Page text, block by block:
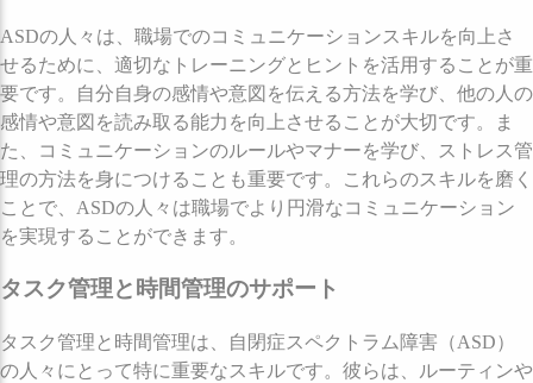
ASDの人々は、職場でのコミュニケーションスキルを向上さ
せるために、適切なトレーニングとヒントを活用することが重
要です。自分自身の感情や意図を伝える方法を学び、他の人の
感情や意図を読み取る能力を向上させることが大切です。ま
た、コミュニケーションのルールやマナーを学び、ストレス管
理の方法を身につけることも重要です。これらのスキルを磨く
ことで、ASDの人々は職場でより円滑なコミュニケーション
を実現することができます。
タスク管理と時間管理のサポート
タスク管理と時間管理は、自閉症スペクトラム障害（ASD）
の人々にとって特に重要なスキルです。彼らは、ルーティンや